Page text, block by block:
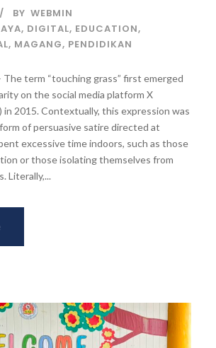
BY WEBMIN
, DIGITAL, EDUCATION,
, MAGANG, PENDIDIKAN
The term “touching grass” first emerged
on the social media platform X
2015. Contextually, this expression was
of persuasive satire directed at
excessive time indoors, such as those
or those isolating themselves from
Literally,...